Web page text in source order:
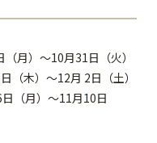
）～10月31日（火）
）～12月 2日（土）
月）～11月10日